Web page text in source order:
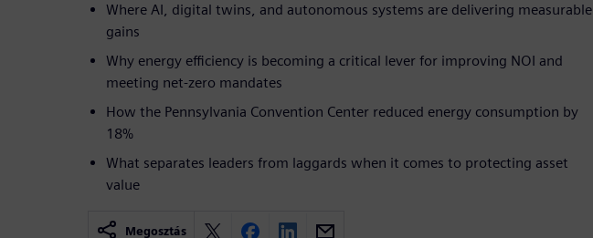
Where AI, digital twins, and autonomous systems are delivering measurable
gains
Why energy efficiency is becoming a critical lever for improving NOI and
meeting net-zero mandates
How the Pennsylvania Convention Center reduced energy consumption by
18%
What separates leaders from laggards when it comes to protecting asset
value
Megosztás